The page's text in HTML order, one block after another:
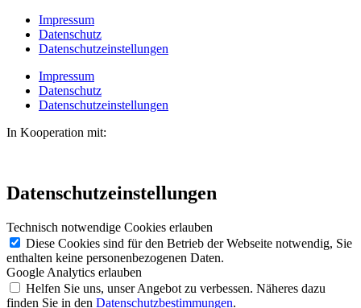
Impressum
Datenschutz
Datenschutzeinstellungen
Impressum
Datenschutz
Datenschutzeinstellungen
In Kooperation mit:
Datenschutzeinstellungen
Technisch notwendige Cookies erlauben
Diese Cookies sind für den Betrieb der Webseite notwendig, Sie
enthalten keine personenbezogenen Daten.
Google Analytics erlauben
Helfen Sie uns, unser Angebot zu verbessen. Näheres dazu
finden Sie in den Datenschutzbestimmungen.